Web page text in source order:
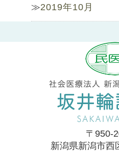
2019年10月
〒950-
新潟県新潟市西